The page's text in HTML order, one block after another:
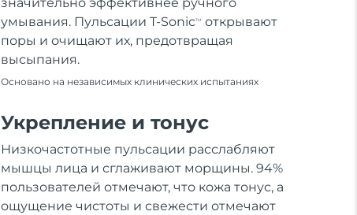
значительно эффективнее ручного
умывания. Пульсации T-SonicTM
открывают
поры и очищают их, предотвращая
высыпания.
Основано на независимых клинических испытаниях
Укрепление и тонус
Низкочастотные пульсации расслабляют
мышцы лица и сглаживают морщины. 94%
пользователей отмечают, что кожа тонус, а
ощущение чистоты и свежести отмечают